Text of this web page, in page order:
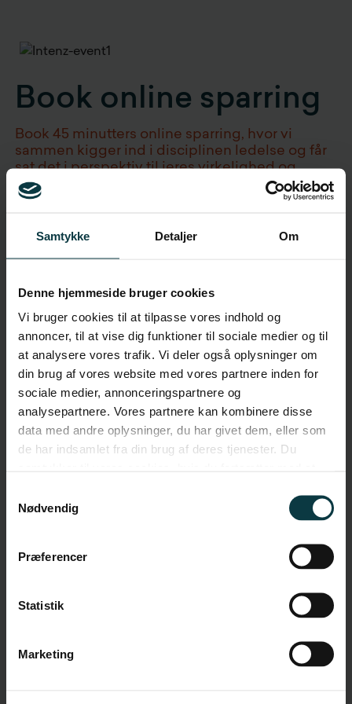
Samtykke Detaljer Om
Denne hjemmeside bruger cookies
Vi bruger cookies til at tilpasse vores indhold og
annoncer, til at vise dig funktioner til sociale medier og til
at analysere vores trafik. Vi deler også oplysninger om
din brug af vores website med vores partnere inden for
sociale medier, annonceringspartnere og
analysepartnere. Vores partnere kan kombinere disse
data med andre oplysninger, du har givet dem, eller som
de har indsamlet fra din brug af deres tjenester. Du
Nødvendig
Præferencer
Statistik
Marketing
Book online sparring
Book 45 minutters online sparring, hvor vi
sammen kigger ind i disciplinen ledelse og får
sat det i perspektiv til jeres virkelighed og
behov.
Fornavn
Efternavn
Titel
Virksomhed
Må vi sende emails til dig? Vi gemmer og behandler også dine